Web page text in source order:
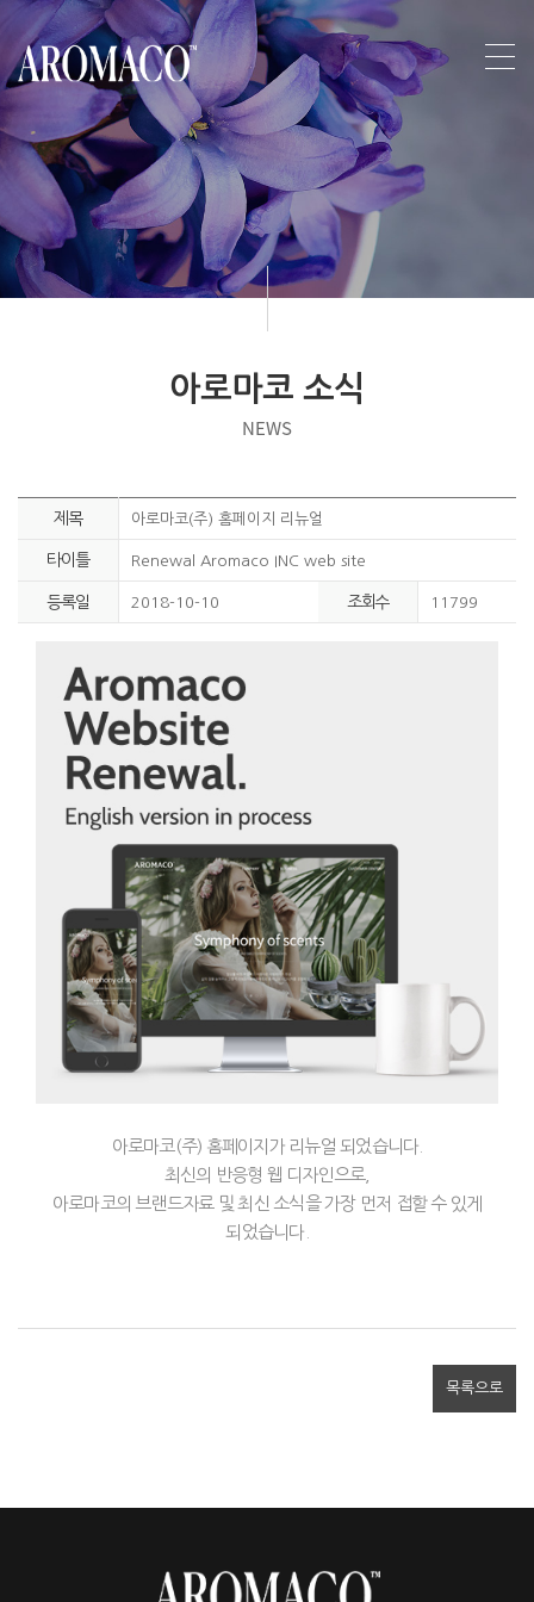
아로마코 소식
NEWS
제목 아로마코(주) 홈페이지 리뉴얼
타이틀 Renewal Aromaco INC web site
등록일 2018-10-10 조회수 11799
아로마코(주) 홈페이지가 리뉴얼 되었습니다.
최신의 반응형 웹 디자인으로,
아로마코의 브랜드자료 및 최신 소식을 가장 먼저 접할 수 있게
되었습니다.
목록으로